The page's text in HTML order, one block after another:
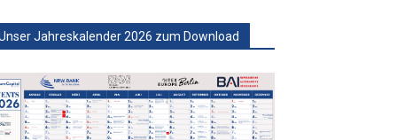
Jahreskalender 2026 zum Download